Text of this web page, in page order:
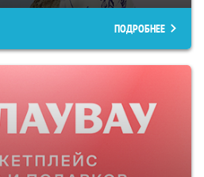
ПОДРОБНЕЕ